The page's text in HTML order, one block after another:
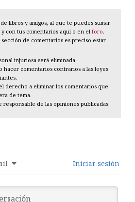
libros y amigos, al que te puedes sumar
con tus comentarios aquí o en el foro.
de comentarios es preciso estar
injuriosa será eliminada.
hacer comentarios contrarios a las leyes
derecho a eliminar los comentarios que
de tema.
responsable de las opiniones publicadas.
Iniciar sesión